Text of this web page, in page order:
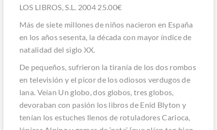
LOS LIBROS, S.L. 2004 25.00€
Más de siete millones de niños nacieron en España
en los años sesenta, la década con mayor índice de
natalidad del siglo XX.
De pequeños, sufrieron la tiranía de los dos rombos
en televisión y el picor de los odiosos verdugos de
lana. Veían Un globo, dos globos, tres globos,
devoraban con pasión los libros de Enid Blyton y
tenían los estuches llenos de rotuladores Carioca,